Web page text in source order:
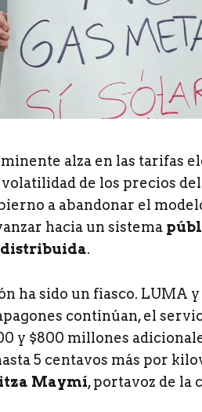
alza en las tarifas
volatilidad de los precios
a abandonar el
hacia un sistema
.
ha sido un fiasco. LUMA
continúan, el
y $800 millones
5 centavos más por
Maymí, portavoz de la